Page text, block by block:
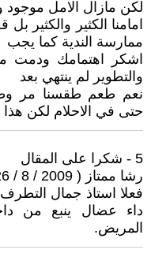
لكن مازال الامل موجود
امامنا الكثير
ممارسة الندية كما يجب
اشكر اهتمامك ودمت
والتطوير لم ينتهي بعد
نعم طعم طقسنا مر
حتى في الاحلام لكن هذا
5 - شكرا على المقال
رشا ممتاز ( 2009 / 8 / 26 - 14:34 )
فعلا استاذ جمال
داء عضال ينبع من
المريض.